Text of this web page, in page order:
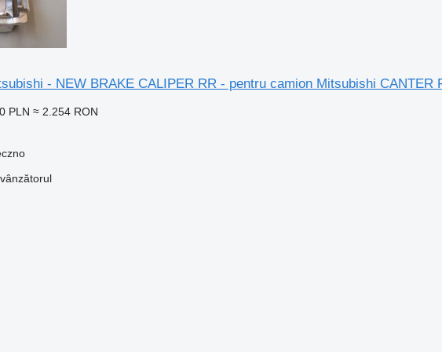
- NEW BRAKE CALIPER RR - pentru camion Mitsubishi CANTER
PLN ≈ 2.254 RON